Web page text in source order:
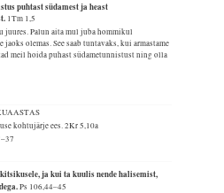
puhtast südamest ja heast
1Tm 1,5
juures. Palun aita mul juba hommikul
jaoks olemas. See saab tuntavaks, kui armastame
meil hoida puhast südametunnistust ning olla
kohtujärje ees.2Kr 5,10a
ja kui ta kuulis nende halisemist,
Ps 106,44–45